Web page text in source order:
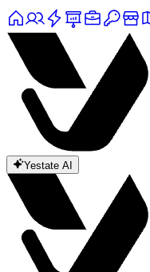
Yestate AI